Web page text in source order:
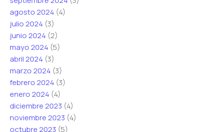
agosto 2024 (4)
julio 2024 (3)
junio 2024 (2)
mayo 2024 (5)
abril 2024 (3)
marzo 2024 (3)
febrero 2024 (3)
enero 2024 (4)
diciembre 2023 (4)
noviembre 2023 (4)
octubre 2023 (5)